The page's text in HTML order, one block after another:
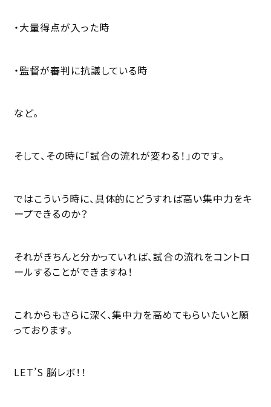
・大量得点が入った時
・監督が審判に抗議している時
など。
そして、その時に「試合の流れが変わる！」のです。
ではこういう時に、具体的にどうすれば高い集中力をキ
ープできるのか？
それがきちんと分かっていれば、試合の流れをコントロ
ールすることができますね！
これからもさらに深く、集中力を高めてもらいたいと願
っております。
LET’S 脳レボ！！